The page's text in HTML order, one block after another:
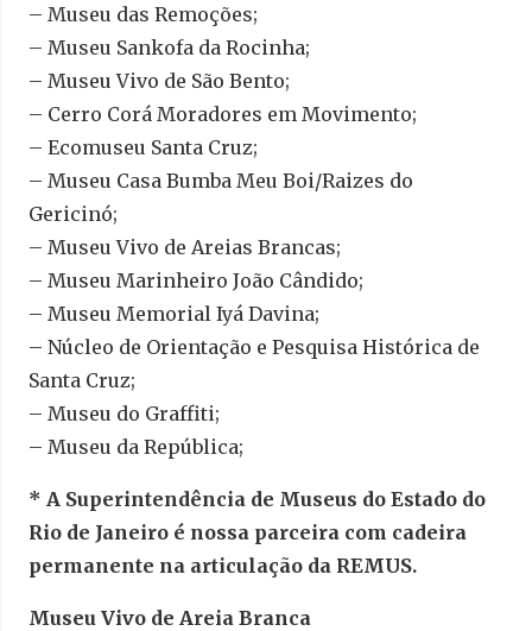
– Museu das Remoções;
– Museu Sankofa da Rocinha;
– Museu Vivo de São Bento;
– Cerro Corá Moradores em Movimento;
– Ecomuseu Santa Cruz;
– Museu Casa Bumba Meu Boi/Raizes do
Gericinó;
– Museu Vivo de Areias Brancas;
– Museu Marinheiro João Cândido;
– Museu Memorial Iyá Davina;
– Núcleo de Orientação e Pesquisa Histórica de
Santa Cruz;
– Museu do Graffiti;
– Museu da República;
* A Superintendência de Museus do Estado do
Rio de Janeiro é nossa parceira com cadeira
permanente na articulação da REMUS.
Museu Vivo de Areia Branca